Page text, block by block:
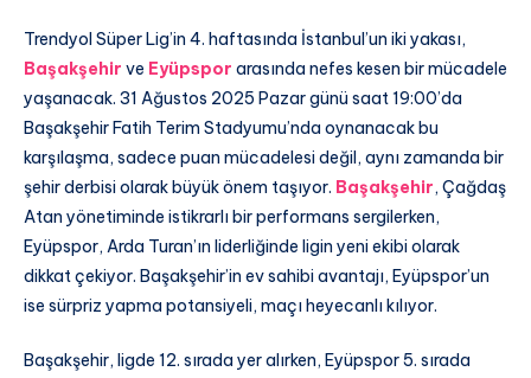
Trendyol Süper Lig’in 4. haftasında İstanbul’un iki yakası,
Başakşehir ve Eyüpspor arasında nefes kesen bir mücadele
yaşanacak. 31 Ağustos 2025 Pazar günü saat 19:00’da
Başakşehir Fatih Terim Stadyumu’nda oynanacak bu
karşılaşma, sadece puan mücadelesi değil, aynı zamanda bir
şehir derbisi olarak büyük önem taşıyor. Başakşehir, Çağdaş
Atan yönetiminde istikrarlı bir performans sergilerken,
Eyüpspor, Arda Turan’ın liderliğinde ligin yeni ekibi olarak
dikkat çekiyor. Başakşehir’in ev sahibi avantajı, Eyüpspor’un
ise sürpriz yapma potansiyeli, maçı heyecanlı kılıyor.
Başakşehir, ligde 12. sırada yer alırken, Eyüpspor 5. sırada